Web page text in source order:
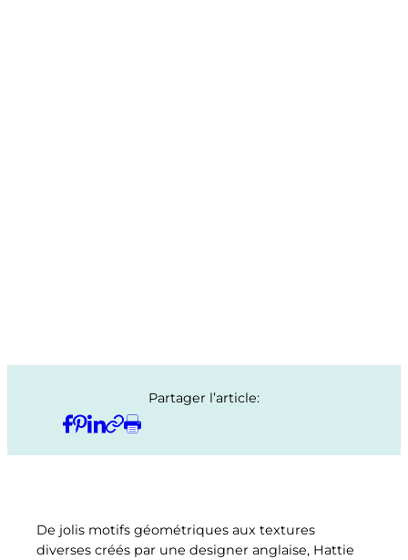
Partager l’article:
De jolis motifs géométriques aux textures
diverses créés par une designer anglaise, Hattie